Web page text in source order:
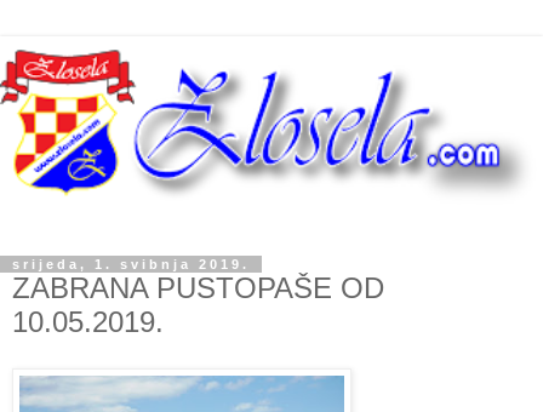
srijeda, 1. svibnja 2019.
ZABRANA PUSTOPAŠE OD
10.05.2019.